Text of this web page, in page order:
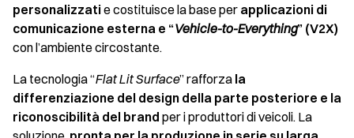
personalizzatie costituisce la base per applicazioni di
comunicazione esterna e “Vehicle-to-Everything” (V2X)
con l’ambiente circostante.
La tecnologia “Flat Lit Surface” rafforza la
differenziazione del design della parte posteriore e la
riconoscibilità del brand per i produttori di veicoli. La